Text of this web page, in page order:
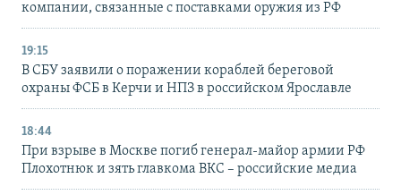
компании, связанные с поставками оружия из РФ
19:15
В СБУ заявили о поражении кораблей береговой
охраны ФСБ в Керчи и НПЗ в российском Ярославле
18:44
При взрыве в Москве погиб генерал-майор армии РФ
Плохотнюк и зять главкома ВКС – российские медиа